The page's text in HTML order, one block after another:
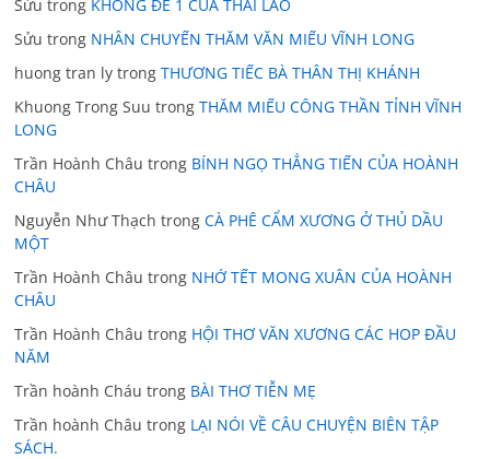
Sửu trong KHÔNG ĐỀ 1 CỦA THÁI LÃO
Sửu trong NHÂN CHUYẾN THĂM VĂN MIẾU VĨNH LONG
huong tran ly trongTHƯƠNG TIẾC BÀ THÂN THỊ KHÁNH
Khuong Trong Suu trongTHĂM MIẾU CÔNG THẦN TỈNH VĨNH
LONG
Trần Hoành Châu trong BÍNH NGỌ THẲNG TIẾN CỦA HOÀNH
CHÂU
Nguyễn Như Thạch trongCÀ PHÊ CẨM XƯƠNG Ở THỦ DẦU
MỘT
Trần Hoành Châu trong NHỚ TẾT MONG XUÂN CỦA HOÀNH
CHÂU
Trần Hoành Châu trong HỘI THƠ VĂN XƯƠNG CÁC HOP ĐẦU
NĂM
Trần hoành Cháu trong BÀI THƠ TIỄN MẸ
Trần hoành Châu trong LẠI NÓI VỀ CÂU CHUYỆN BIÊN TẬP
SÁCH.